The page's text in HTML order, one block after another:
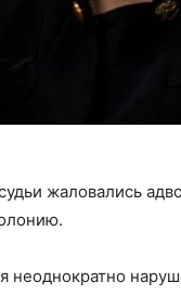
жаловались